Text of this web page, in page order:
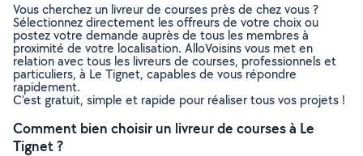
Vous cherchez un livreur de courses près de chez vous ?
Sélectionnez directement les offreurs de votre choix ou
postez votre demande auprès de tous les membres à
proximité de votre localisation. AlloVoisins vous met en
relation avec tous les livreurs de courses, professionnels et
particuliers, à Le Tignet, capables de vous répondre
rapidement.
C’est gratuit, simple et rapide pour réaliser tous vos projets !
Comment bien choisir un livreur de courses à Le
Tignet ?